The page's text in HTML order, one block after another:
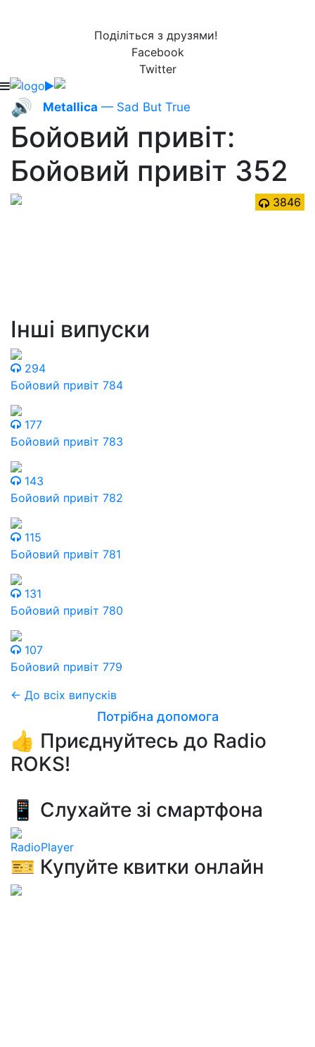
Поділіться з друзями!
Facebook
Twitter
🔊 Metallica — Sad But True
Бойовий привіт:
Бойовий привіт 352
3846
Інші випуски
294
Бойовий привіт 784
177
Бойовий привіт 783
143
Бойовий привіт 782
115
Бойовий привіт 781
131
Бойовий привіт 780
107
Бойовий привіт 779
← До всіх випусків
Потрібна допомога
👍 Приєднуйтесь до Radio
ROKS!
📱 Слухайте зі смартфона
RadioPlayer
🎫 Купуйте квитки онлайн